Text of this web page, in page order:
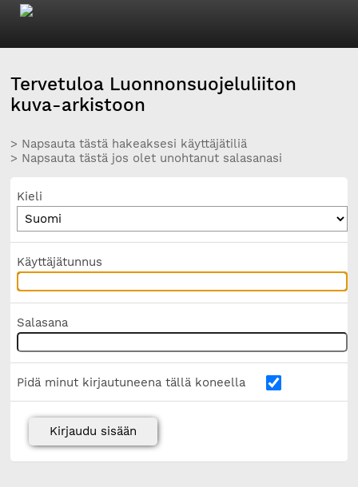
Tervetuloa Luonnonsuojeluliiton
kuva-arkistoon
> Napsauta tästä hakeaksesi käyttäjätiliä
> Napsauta tästä jos olet unohtanut salasanasi
Kieli
Käyttäjätunnus
Salasana
Pidä minut kirjautuneena tällä koneella